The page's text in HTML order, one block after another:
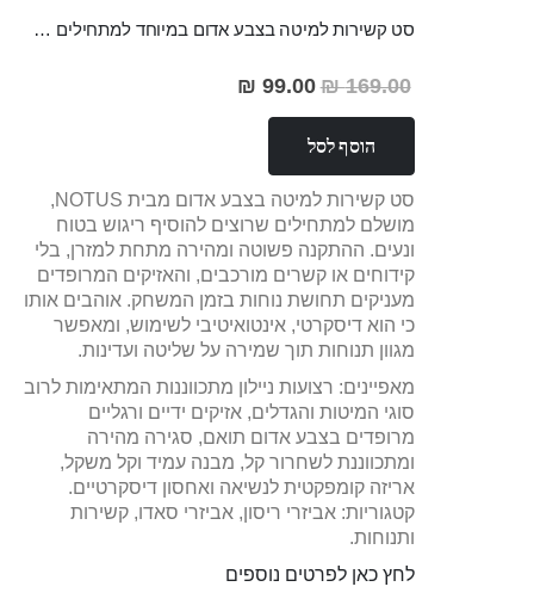
סט קשירות למיטה בצבע אדום במיוחד למתחילים NOTUS
169.00 ₪
מחיר
99.00 ₪
הוסף לסל
סט קשירות למיטה בצבע אדום מבית NOTUS,
מושלם למתחילים שרוצים להוסיף ריגוש בטוח
ונעים. ההתקנה פשוטה ומהירה מתחת למזרן, בלי
קידוחים או קשרים מורכבים, והאזיקים המרופדים
מעניקים תחושת נוחות בזמן המשחק. אוהבים אותו
כי הוא דיסקרטי, אינטואיטיבי לשימוש, ומאפשר
מגוון תנוחות תוך שמירה על שליטה ועדינות.
מאפיינים: רצועות ניילון מתכווננות המתאימות לרוב
סוגי המיטות והגדלים, אזיקים ידיים ורגליים
מרופדים בצבע אדום תואם, סגירה מהירה
ומתכווננת לשחרור קל, מבנה עמיד וקל משקל,
אריזה קומפקטית לנשיאה ואחסון דיסקרטיים.
קטגוריות: אביזרי ריסון, אביזרי סאדו, קשירות
ותנוחות.
לחץ כאן לפרטים נוספים